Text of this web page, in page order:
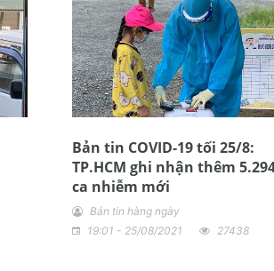
Bản tin COVID-19 tối 25/8:
TP.HCM ghi nhận thêm
ca nhiễm mới
Bản tin hàng ngày
19:01 - 25/08/2021
27438